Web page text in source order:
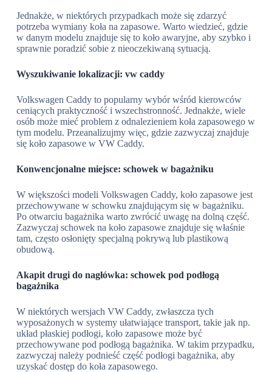
Jednakże, w niektórych przypadkach może się zdarzyć
potrzeba wymiany koła na zapasowe. Warto wiedzieć, gdzie
w danym modelu znajduje się to koło awaryjne, aby szybko i
sprawnie poradzić sobie z nieoczekiwaną sytuacją.
Wyszukiwanie lokalizacji: vw caddy
Volkswagen Caddy to popularny wybór wśród kierowców
ceniących praktyczność i wszechstronność. Jednakże, wiele
osób może mieć problem z odnalezieniem koła zapasowego w
tym modelu. Przeanalizujmy więc, gdzie zazwyczaj znajduje
się koło zapasowe w VW Caddy.
Konwencjonalne miejsce: schowek w bagażniku
W większości modeli Volkswagen Caddy, koło zapasowe jest
przechowywane w schowku znajdującym się w bagażniku.
Po otwarciu bagażnika warto zwrócić uwagę na dolną część.
Zazwyczaj schowek na koło zapasowe znajduje się właśnie
tam, często osłonięty specjalną pokrywą lub plastikową
obudową.
Akapit drugi do nagłówka: schowek pod podłogą
bagażnika
W niektórych wersjach VW Caddy, zwłaszcza tych
wyposażonych w systemy ułatwiające transport, takie jak np.
układ płaskiej podłogi, koło zapasowe może być
przechowywane pod podłogą bagażnika. W takim przypadku,
zazwyczaj należy podnieść część podłogi bagażnika, aby
uzyskać dostęp do koła zapasowego.